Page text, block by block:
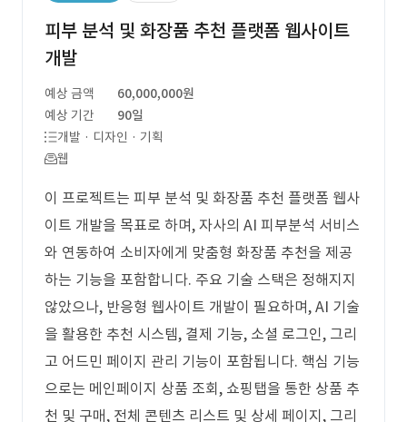
피부 분석 및 화장품 추천 플랫폼 웹사이트
개발
예상 금액
60,000,000원
예상 기간
90일
개발 · 디자인 · 기획
웹
이 프로젝트는 피부 분석 및 화장품 추천 플랫폼 웹사
이트 개발을 목표로 하며, 자사의 AI 피부분석 서비스
와 연동하여 소비자에게 맞춤형 화장품 추천을 제공
하는 기능을 포함합니다. 주요 기술 스택은 정해지지
않았으나, 반응형 웹사이트 개발이 필요하며, AI 기술
을 활용한 추천 시스템, 결제 기능, 소셜 로그인, 그리
고 어드민 페이지 관리 기능이 포함됩니다. 핵심 기능
으로는 메인페이지 상품 조회, 쇼핑탭을 통한 상품 추
천 및 구매, 전체 콘텐츠 리스트 및 상세 페이지, 그리